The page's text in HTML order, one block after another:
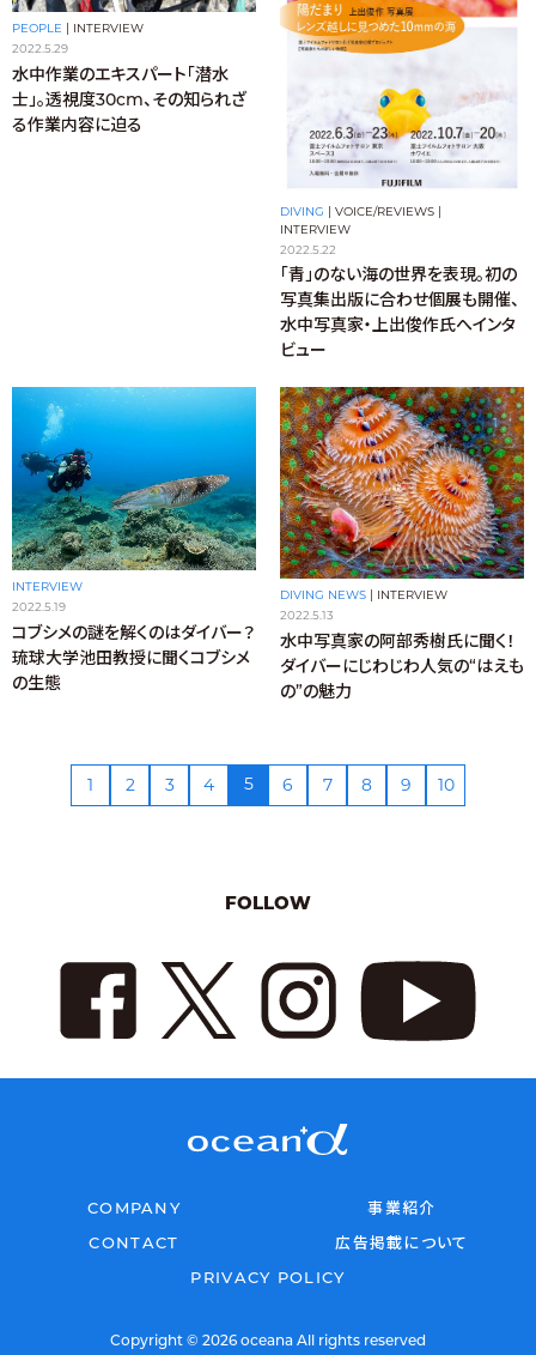
PEOPLE | INTERVIEW
2022.5.29
水中作業のエキスパート「潜水
士」。透視度30cm、その知られざ
る作業内容に迫る
DIVING | VOICE/REVIEWS |
INTERVIEW
2022.5.22
「青」のない海の世界を表現。初の
写真集出版に合わせ個展も開催、
水中写真家・上出俊作氏へインタ
ビュー
INTERVIEW
2022.5.19
コブシメの謎を解くのはダイバー？
琉球大学池田教授に聞くコブシメ
の生態
DIVING NEWS
INTERVIEW
2022.5.13
水中写真家の阿部秀樹氏に聞く！
ダイバーにじわじわ人気の“はえも
の”の魅力
1 2 3 4 5 6 7 8 9 10
FOLLOW
COMPANY
事業紹介
CONTACT
広告掲載について
PRIVACY POLICY
Copyright © 2026 oceana All rights reserved